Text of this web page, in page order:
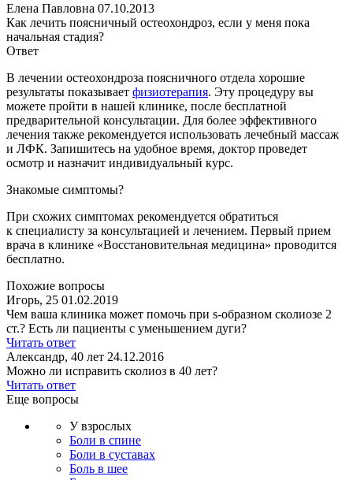
Елена Павловна 07.10.2013
Как лечить поясничный остеохондроз, если у меня пока
начальная стадия?
Ответ
В лечении остеохондроза поясничного отдела хорошие
результаты показывает физиотерапия. Эту процедуру вы
можете пройти в нашей клинике, после бесплатной
предварительной консультации. Для более эффективного
лечения также рекомендуется использовать лечебный массаж
и ЛФК. Запишитесь на удобное время, доктор проведет
осмотр и назначит индивидуальный курс.
Знакомые симптомы?
При схожих симптомах рекомендуется обратиться
к специалисту за консультацией и лечением. Первый прием
врача в клинике «Восстановительная медицина» проводится
бесплатно.
Похожие вопросы
Игорь, 25 01.02.2019
Чем ваша клиника может помочь при s-образном сколиозе 2
ст.? Есть ли пациенты с уменьшением дуги?
Читать ответ
Александр, 40 лет 24.12.2016
Можно ли исправить сколиоз в 40 лет?
Читать ответ
Еще вопросы
У взрослых
Боли в спине
Боли в суставах
Боль в шее